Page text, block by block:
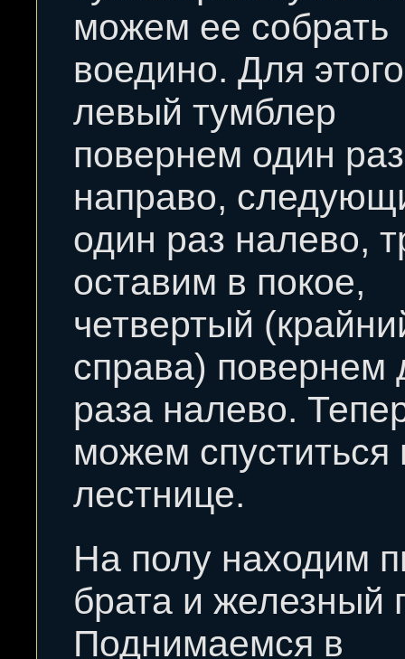
можем ее собрать
воедино. Для этого
левый тумблер
повернем один раз
направо,
один раз налево,
оставим в покое,
четвертый
справа) повернем
раза налево.
можем спуститься
лестнице.
На полу находим
брата и железный
Поднимаемся в